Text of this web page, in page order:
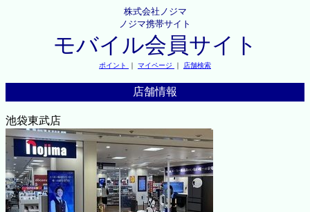
株式会社ノジマ
ノジマ携帯サイト
モバイル会員サイト
ポイント ｜ マイページ ｜ 店舗検索
店舗情報
池袋東武店